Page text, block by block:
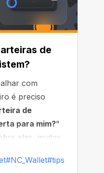
de
com
é preciso
de
para mim?"
elas, muitas
Por isso,
#NC_Wallet#tips